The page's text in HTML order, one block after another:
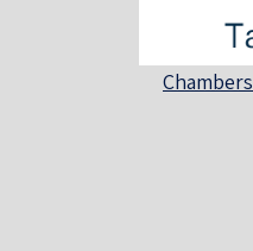
הרצוג חיבר את הפרק הישראלי במדריך Chambers